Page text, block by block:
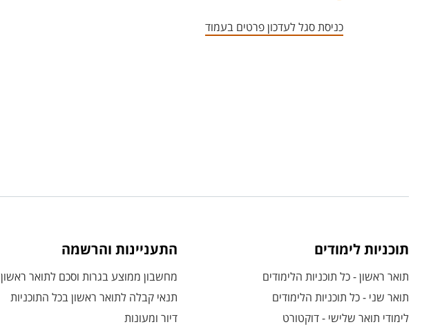
כניסת סגל לעדכון פרטים בעמוד
תוכניות לימודים
תואר ראשון - כל תוכניות הלימודים
תואר שני - כל תוכניות הלימודים
לימודי תואר שלישי - דוקטורט
התעניינות והרשמה
מחשבון ממוצע בגרות וסכם לתואר ראשון
תנאי קבלה לתואר ראשון בכל התוכניות
דיור ומעונות